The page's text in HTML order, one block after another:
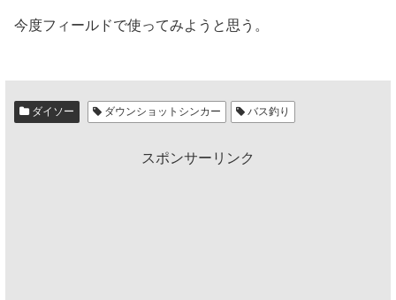
今度フィールドで使ってみようと思う。
ダイソー ダウンショットシンカー バス釣り
スポンサーリンク